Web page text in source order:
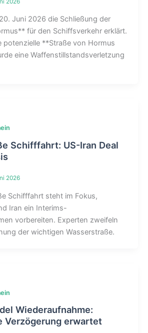
2026
Juni 2026 die Schließung der
für den Schiffsverkehr erklärt.
potenzielle **Straße von Hormus
eine Waffenstillstandsverletzung
Schifffahrt: US-Iran Deal
2026
Schifffahrt steht im Fokus,
Iran ein Interims-
vorbereiten. Experten zweifeln
der wichtigen Wasserstraße.
Wiederaufnahme:
Verzögerung erwartet